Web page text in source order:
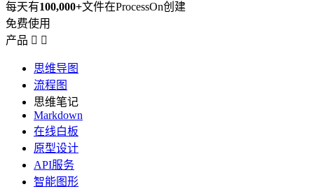
每天有100,000+文件在ProcessOn创建
免费使用
产品  
思维导图
流程图
思维笔记
Markdown
在线白板
原型设计
API服务
智能图形